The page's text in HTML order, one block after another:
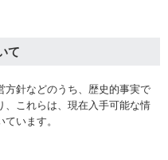
て
方針などのうち、歴史的事実で
、これらは、現在入手可能な情
います。